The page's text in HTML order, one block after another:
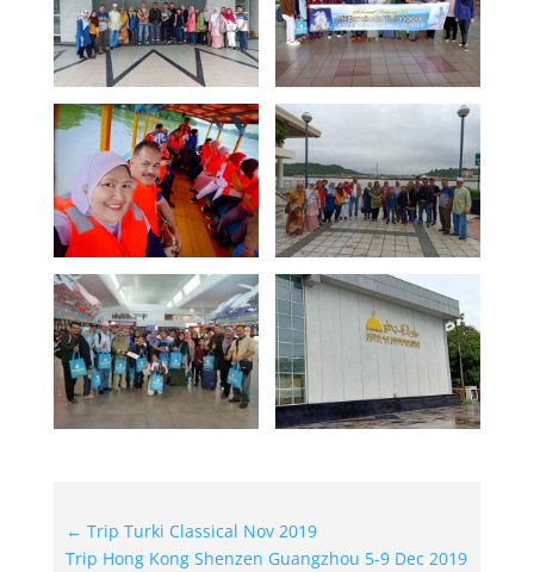
← Trip Turki Classical Nov 2019
Trip Hong Kong Shenzen Guangzhou 5-9 Dec 2019